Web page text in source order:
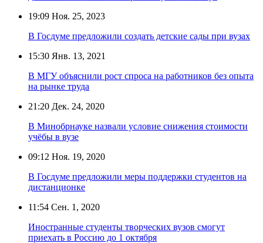
19:09 Ноя. 25, 2023
В Госдуме предложили создать детские сады при вузах
15:30 Янв. 13, 2021
В МГУ объяснили рост спроса на работников без опыта
на рынке труда
21:20 Дек. 24, 2020
В Минобрнауке назвали условие снижения стоимости
учёбы в вузе
09:12 Ноя. 19, 2020
В Госдуме предложили меры поддержки студентов на
дистанционке
11:54 Сен. 1, 2020
Иностранные студенты творческих вузов смогут
приехать в Россию до 1 октября